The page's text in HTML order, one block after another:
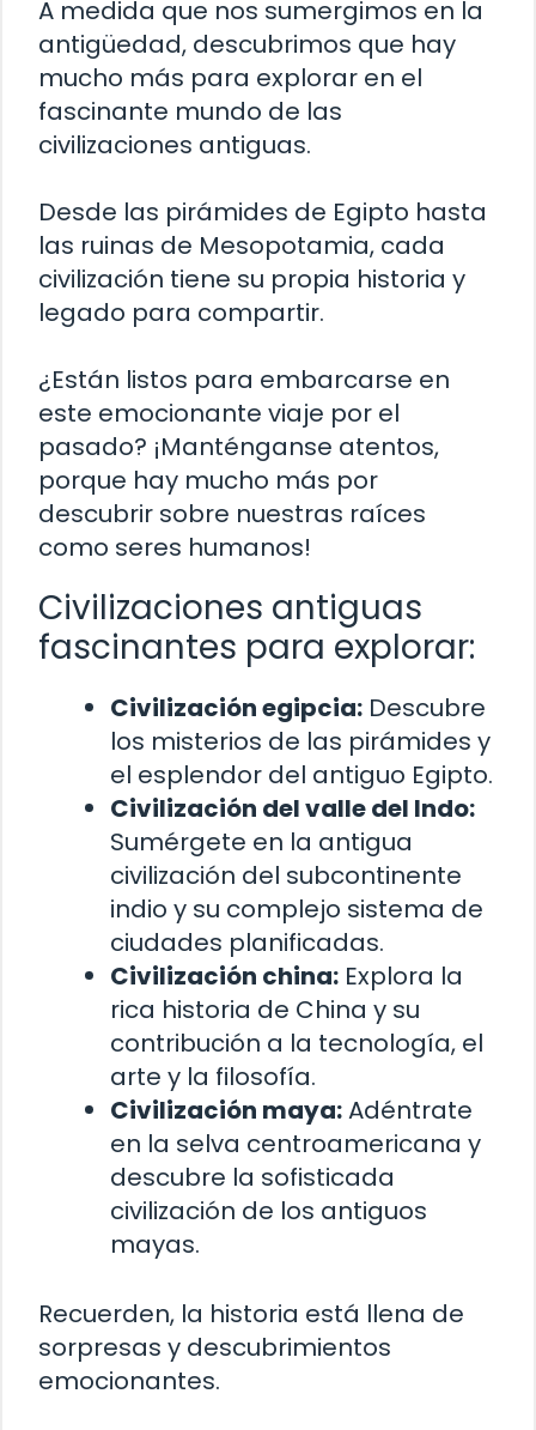
A medida que nos sumergimos en la
antigüedad, descubrimos que hay
mucho más para explorar en el
fascinante mundo de las
civilizaciones antiguas.
Desde las pirámides de Egipto hasta
las ruinas de Mesopotamia, cada
civilización tiene su propia historia y
legado para compartir.
¿Están listos para embarcarse en
este emocionante viaje por el
pasado? ¡Manténganse atentos,
porque hay mucho más por
descubrir sobre nuestras raíces
como seres humanos!
Civilizaciones antiguas
fascinantes para explorar:
Civilización egipcia: Descubre
los misterios de las pirámides y
el esplendor del antiguo Egipto.
Civilización del valle del Indo:
Sumérgete en la antigua
civilización del subcontinente
indio y su complejo sistema de
ciudades planificadas.
Civilización china: Explora la
rica historia de China y su
contribución a la tecnología, el
arte y la filosofía.
Civilización maya:Adéntrate
en la selva centroamericana y
descubre la sofisticada
civilización de los antiguos
mayas.
Recuerden, la historia está llena de
sorpresas y descubrimientos
emocionantes.